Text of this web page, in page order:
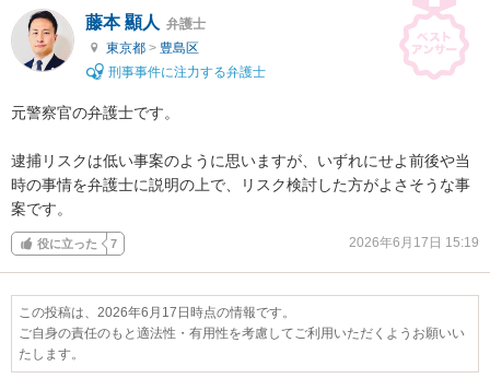
藤本 顯人 弁護士
東京都 > 豊島区
刑事事件に注力する弁護士
元警察官の弁護士です。
逮捕リスクは低い事案のように思いますが、いずれにせよ前後や当
時の事情を弁護士に説明の上で、リスク検討した方がよさそうな事
案です。
役に立った 7 2026年6月17日 15:19
この投稿は、2026年6月17日時点の情報です。
ご自身の責任のもと適法性・有用性を考慮してご利用いただくようお願いい
たします。